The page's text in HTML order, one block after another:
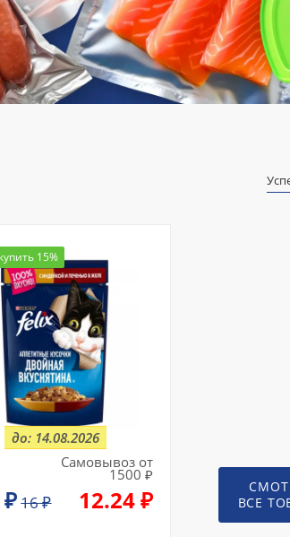
15%
16₽
Самовывоз от
1500 ₽
12.24 ₽
до: 14.08.2026
ВСЕ